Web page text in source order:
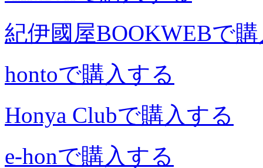
紀伊國屋BOOKWEBで
hontoで購入する
Honya Clubで購入する
e-honで購入する